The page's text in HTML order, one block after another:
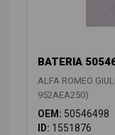
BATERIA
ALFA ROMEO
952AEA250)
OEM: 50546498
ID: 1551876